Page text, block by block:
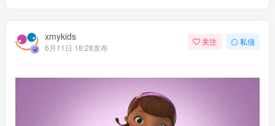
xmykids
6月11日 18:28发布
关注 私信